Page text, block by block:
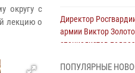
округу с
лекцию о
Директор
армии Виктор
специалистов
ПОПУЛЯРНЫЕ